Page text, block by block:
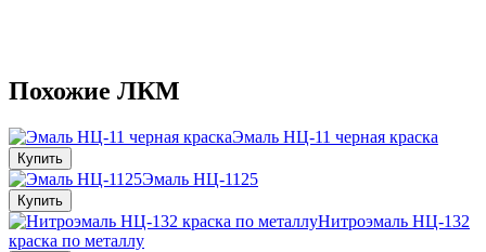
Похожие ЛКМ
Эмаль НЦ-11 черная краска
Купить
Эмаль НЦ-1125
Купить
Нитроэмаль НЦ-132
краска по металлу